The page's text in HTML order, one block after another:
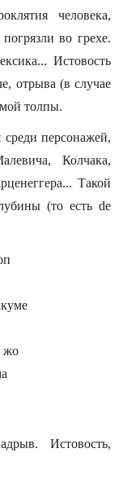
человека,
во грехе.
Истовость
отрыва (в случае
толпы.
персонажей,
Колчака,
Такой
(то есть de
жо
Истовость,